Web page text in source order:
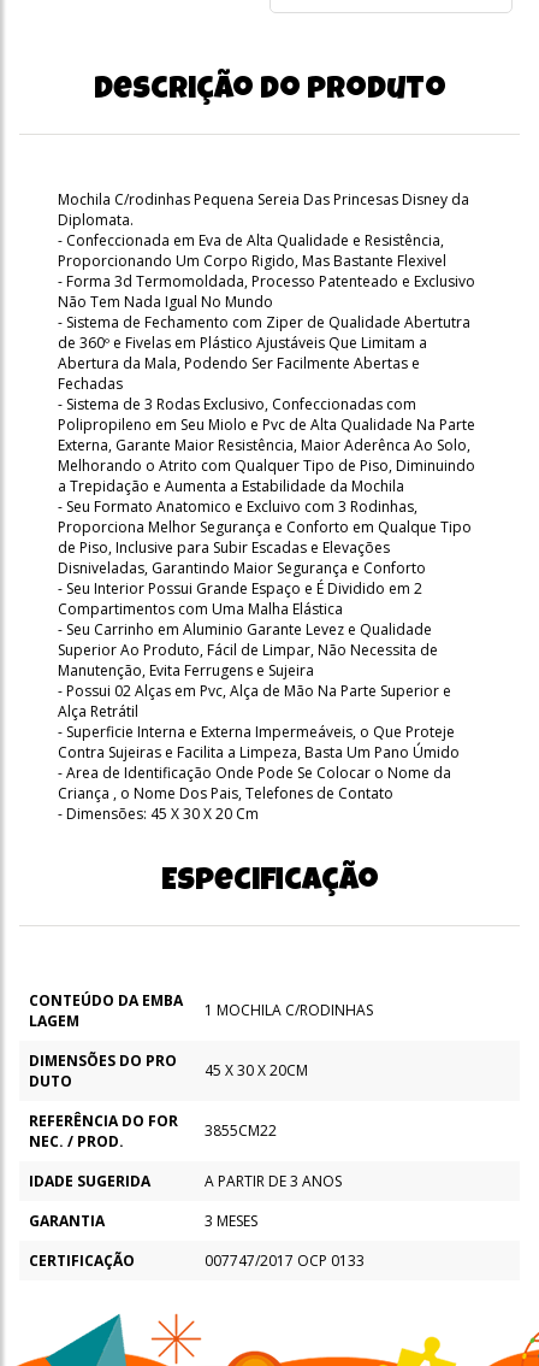
Descrição do produto
Mochila C/rodinhas Pequena Sereia Das Princesas Disney da
Diplomata.
- Confeccionada em Eva de Alta Qualidade e Resistência,
Proporcionando Um Corpo Rigido, Mas Bastante Flexivel
- Forma 3d Termomoldada, Processo Patenteado e Exclusivo
Não Tem Nada Igual No Mundo
- Sistema de Fechamento com Ziper de Qualidade Abertutra
de 360º e Fivelas em Plástico Ajustáveis Que Limitam a
Abertura da Mala, Podendo Ser Facilmente Abertas e
Fechadas
- Sistema de 3 Rodas Exclusivo, Confeccionadas com
Polipropileno em Seu Miolo e Pvc de Alta Qualidade Na Parte
Externa, Garante Maior Resistência, Maior Aderênca Ao Solo,
Melhorando o Atrito com Qualquer Tipo de Piso, Diminuindo
a Trepidação e Aumenta a Estabilidade da Mochila
- Seu Formato Anatomico e Excluivo com 3 Rodinhas,
Proporciona Melhor Segurança e Conforto em Qualque Tipo
de Piso, Inclusive para Subir Escadas e Elevações
Disniveladas, Garantindo Maior Segurança e Conforto
- Seu Interior Possui Grande Espaço e É Dividido em 2
Compartimentos com Uma Malha Elástica
- Seu Carrinho em Aluminio Garante Levez e Qualidade
Superior Ao Produto, Fácil de Limpar, Não Necessita de
Manutenção, Evita Ferrugens e Sujeira
- Possui 02 Alças em Pvc, Alça de Mão Na Parte Superior e
Alça Retrátil
- Superficie Interna e Externa Impermeáveis, o Que Proteje
Contra Sujeiras e Facilita a Limpeza, Basta Um Pano Úmido
- Area de Identificação Onde Pode Se Colocar o Nome da
Criança , o Nome Dos Pais, Telefones de Contato
- Dimensões: 45 X 30 X 20 Cm
Especificação
CONTEÚDO DA EMBA
LAGEM
1 MOCHILA C/RODINHAS
DIMENSÕES DO PRO
DUTO
45 X 30 X 20CM
REFERÊNCIA DO FOR
NEC. / PROD.
3855CM22
IDADE SUGERIDA
A PARTIR DE 3 ANOS
GARANTIA
3 MESES
CERTIFICAÇÃO
007747/2017 OCP 0133